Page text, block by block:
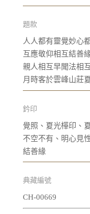
題款
人人都有靈覺妙心
互應敬仰相互結善
親人相互早聞法相
月時客於雲峰山莊
鈐印
覺照、夏光樺印、
不空不有、明心見
結善緣
典藏編號
CH-00669